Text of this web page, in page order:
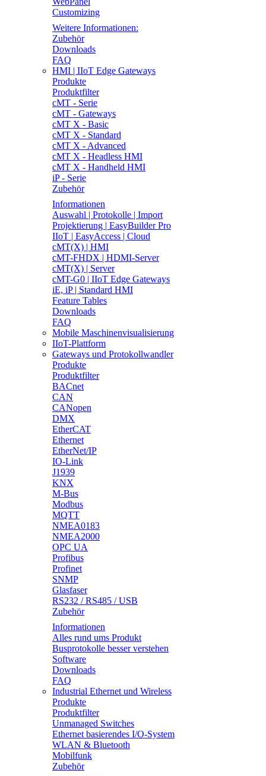
Customizing
Weitere Informationen:
Zubehör
Downloads
FAQ
HMI | IIoT Edge Gateways
Produkte
Produktfilter
cMT - Serie
cMT - Gateways
cMT X - Basic
cMT X - Standard
cMT X - Advanced
cMT X - Headless HMI
cMT X - Handheld HMI
iP - Serie
Zubehör
Informationen
Auswahl | Protokolle | Import
Projektierung | EasyBuilder Pro
IIoT | EasyAccess | Cloud
cMT(X) | HMI
cMT-FHDX | HDMI-Server
cMT(X) | Server
cMT-G0 | IIoT Edge Gateways
iE, iP | Standard HMI
Feature Tables
Downloads
FAQ
Mobile Maschinenvisualisierung
IIoT-Plattform
Gateways und Protokollwandler
Produkte
Produktfilter
BACnet
CAN
CANopen
DMX
EtherCAT
Ethernet
EtherNet/IP
IO-Link
J1939
KNX
M-Bus
Modbus
MQTT
NMEA0183
NMEA2000
OPC UA
Profibus
Profinet
SNMP
Glasfaser
RS232 / RS485 / USB
Zubehör
Informationen
Alles rund ums Produkt
Busprotokolle besser verstehen
Software
Downloads
FAQ
Industrial Ethernet und Wireless
Produkte
Produktfilter
Unmanaged Switches
Ethernet basierendes I/O-System
WLAN & Bluetooth
Mobilfunk
Zubehör